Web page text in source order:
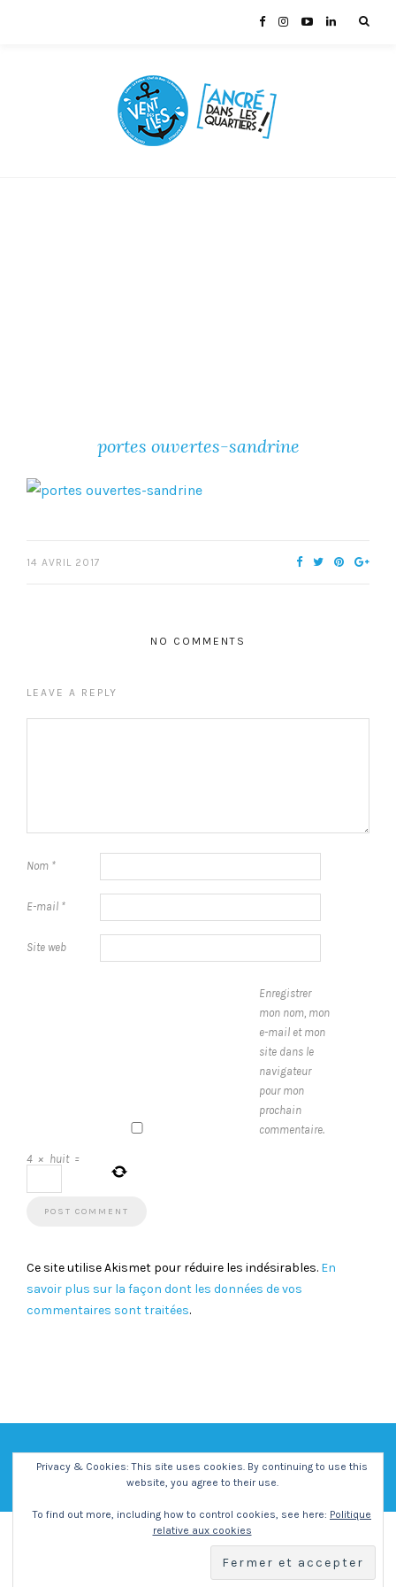
portes ouvertes-sandrine
14 AVRIL 2017
NO COMMENTS
LEAVE A REPLY
Nom *
E-mail *
Site web
Enregistrer
mon nom, mon
e-mail et mon
site dans le
navigateur
pour mon
prochain
commentaire.
4 × huit =
Ce site utilise Akismet pour réduire les indésirables. En
savoir plus sur la façon dont les données de vos
commentaires sont traitées.
Privacy & Cookies: This site uses cookies. By continuing to use this
website, you agree to their use.
To find out more, including how to control cookies, see here: Politique
relative aux cookies
Copyright - Centre Social et Culturel Vent des Iles -Mentions